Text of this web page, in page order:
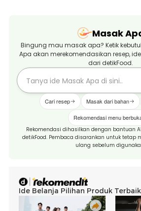
Masak
Bingung mau masak apa? Ketik
Apa akan merekomendasikan resep,
dari detikFood.
Cari resep Masak dari bahan
Rekomendasi menu
Rekomendasi dihasilkan dengan bantuan
detikFood. Pembaca disarankan untuk tetap
ulang sebelum